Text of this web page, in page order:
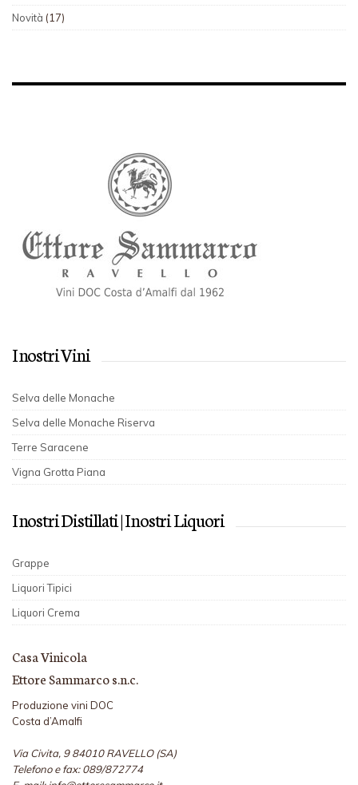
Novità (17)
I nostri Vini
Selva delle Monache
Selva delle Monache Riserva
Terre Saracene
Vigna Grotta Piana
I nostri Distillati | I nostri Liquori
Grappe
Liquori Tipici
Liquori Crema
Casa Vinicola
Ettore Sammarco s.n.c.
Produzione vini DOC
Costa d’Amalfi
Via Civita, 9 84010 RAVELLO (SA)
Telefono e fax: 089/872774